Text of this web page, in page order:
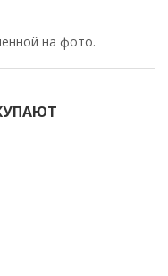
на фото.